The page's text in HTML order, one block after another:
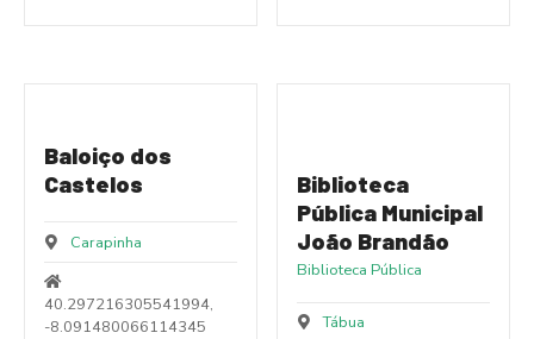
Baloiço dos
Castelos
Carapinha
40.297216305541994,
-8.091480066114345
Biblioteca
Pública Municipal
João Brandão
Biblioteca Pública
Tábua